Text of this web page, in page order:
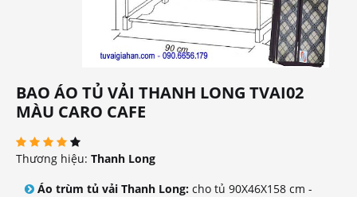
BAO ÁO TỦ VẢI THANH LONG TVAI02
MÀU CARO CAFE
Thương hiệu: Thanh Long
Áo trùm tủ vải Thanh Long: cho tủ 90X46X158 cm -